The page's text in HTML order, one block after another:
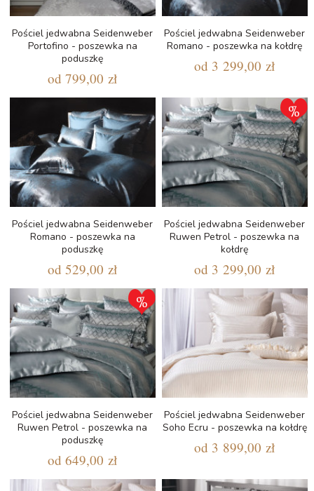
Pościel jedwabna Seidenweber
Portofino - poszewka na
poduszkę
od 799,00 zł
Pościel jedwabna Seidenweber
Romano - poszewka na kołdrę
od 3 299,00 zł
Pościel jedwabna Seidenweber
Romano - poszewka na
poduszkę
od 529,00 zł
Pościel jedwabna Seidenweber
Ruwen Petrol - poszewka na
kołdrę
od 3 299,00 zł
Pościel jedwabna Seidenweber
Ruwen Petrol - poszewka na
poduszkę
od 649,00 zł
Pościel jedwabna Seidenweber
Soho Ecru - poszewka na kołdrę
od 3 899,00 zł